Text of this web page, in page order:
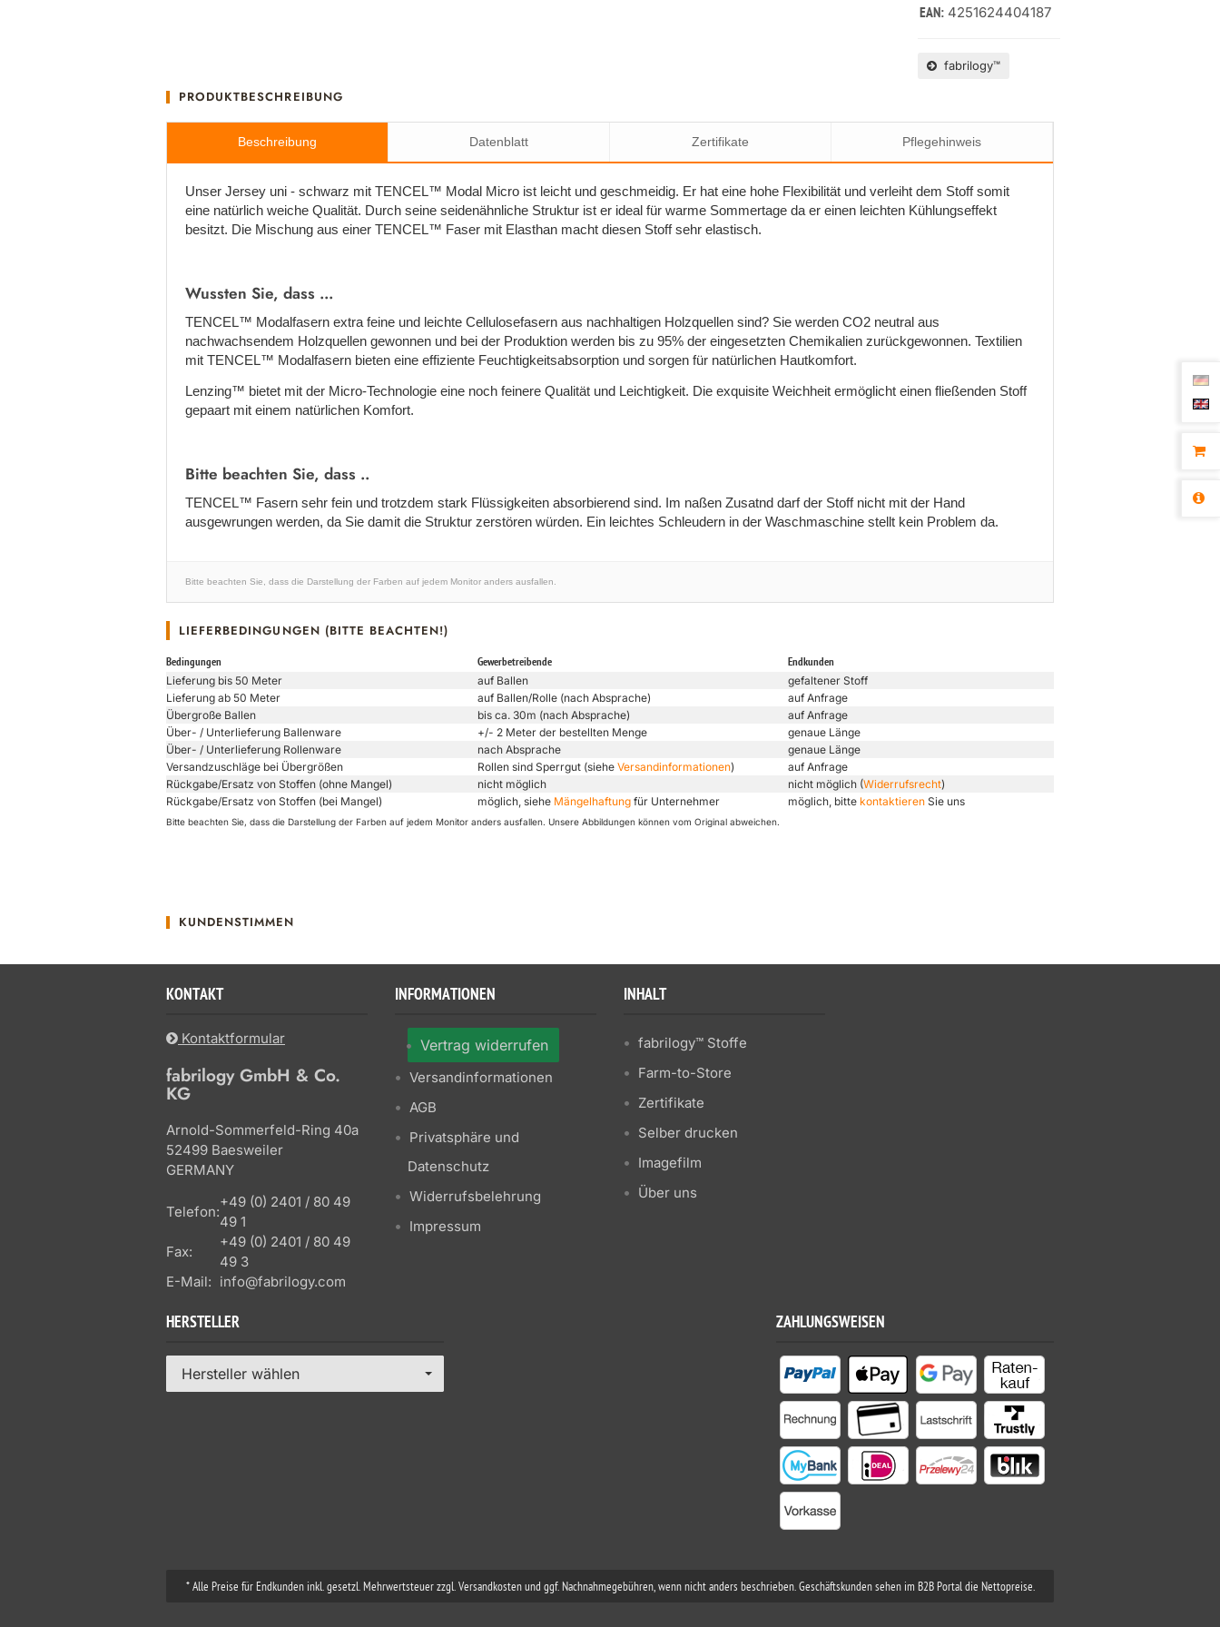
EAN: 4251624404187
fabrilogy™
PRODUKTBESCHREIBUNG
Beschreibung Datenblatt Zertifikate Pflegehinweis
Unser Jersey uni - schwarz mit TENCEL™ Modal Micro ist leicht und geschmeidig. Er hat eine hohe Flexibilität und verleiht dem Stoff somit
eine natürlich weiche Qualität. Durch seine seidenähnliche Struktur ist er ideal für warme Sommertage da er einen leichten Kühlungseffekt
besitzt. Die Mischung aus einer TENCEL™ Faser mit Elasthan macht diesen Stoff sehr elastisch.
Wussten Sie, dass ...
TENCEL™ Modalfasern extra feine und leichte Cellulosefasern aus nachhaltigen Holzquellen sind? Sie werden CO2 neutral aus
nachwachsendem Holzquellen gewonnen und bei der Produktion werden bis zu 95% der eingesetzten Chemikalien zurückgewonnen. Textilien
mit TENCEL™ Modalfasern bieten eine effiziente Feuchtigkeitsabsorption und sorgen für natürlichen Hautkomfort.
Lenzing™ bietet mit der Micro-Technologie eine noch feinere Qualität und Leichtigkeit. Die exquisite Weichheit ermöglicht einen fließenden Stoff
gepaart mit einem natürlichen Komfort.
Bitte beachten Sie, dass ..
TENCEL™ Fasern sehr fein und trotzdem stark Flüssigkeiten absorbierend sind. Im naßen Zusatnd darf der Stoff nicht mit der Hand
ausgewrungen werden, da Sie damit die Struktur zerstören würden. Ein leichtes Schleudern in der Waschmaschine stellt kein Problem da.
Bitte beachten Sie, dass die Darstellung der Farben auf jedem Monitor anders ausfallen.
LIEFERBEDINGUNGEN (BITTE BEACHTEN!)
Bedingungen Gewerbetreibende Endkunden
Lieferung bis 50 Meter auf Ballen
gefaltener Stoff
Lieferung ab 50 Meter
auf Ballen/Rolle (nach Absprache)
auf Anfrage
Übergroße Ballen
bis ca. 30m (nach Absprache)
auf Anfrage
Über- / Unterlieferung Ballenware
+/- 2 Meter der bestellten Menge
genaue Länge
Über- / Unterlieferung Rollenware
nach Absprache
genaue Länge
Versandzuschläge bei Übergrößen
Rollen sind Sperrgut (siehe Versandinformationen)
auf Anfrage
Rückgabe/Ersatz von Stoffen (ohne Mangel)
nicht möglich nicht möglich (Widerrufsrecht)
Rückgabe/Ersatz von Stoffen (bei Mangel)
möglich, siehe Mängelhaftung für Unternehmer möglich, bitte kontaktieren Sie uns
Bitte beachten Sie, dass die Darstellung der Farben auf jedem Monitor anders ausfallen. Unsere Abbildungen können vom Original abweichen.
KUNDENSTIMMEN
KONTAKT
Kontaktformular
fabrilogy GmbH & Co.
KG
Arnold-Sommerfeld-Ring 40a
52499 Baesweiler
GERMANY
Telefon:
+49 (0) 2401 / 80 49
49 1
Fax:
+49 (0) 2401 / 80 49
49 3
E-Mail: info@fabrilogy.com
INFORMATIONEN
Vertrag widerrufen
Versandinformationen
AGB
Privatsphäre und
Datenschutz
Widerrufsbelehrung
Impressum
INHALT
fabrilogy™ Stoffe
Farm-to-Store
Zertifikate
Selber drucken
Imagefilm
Über uns
HERSTELLER
Hersteller wählen
ZAHLUNGSWEISEN
* Alle Preise für Endkunden inkl. gesetzl. Mehrwertsteuer zzgl. Versandkosten und ggf. Nachnahmegebühren, wenn nicht anders beschrieben. Geschäftskunden sehen im B2B Portal die Nettopreise.